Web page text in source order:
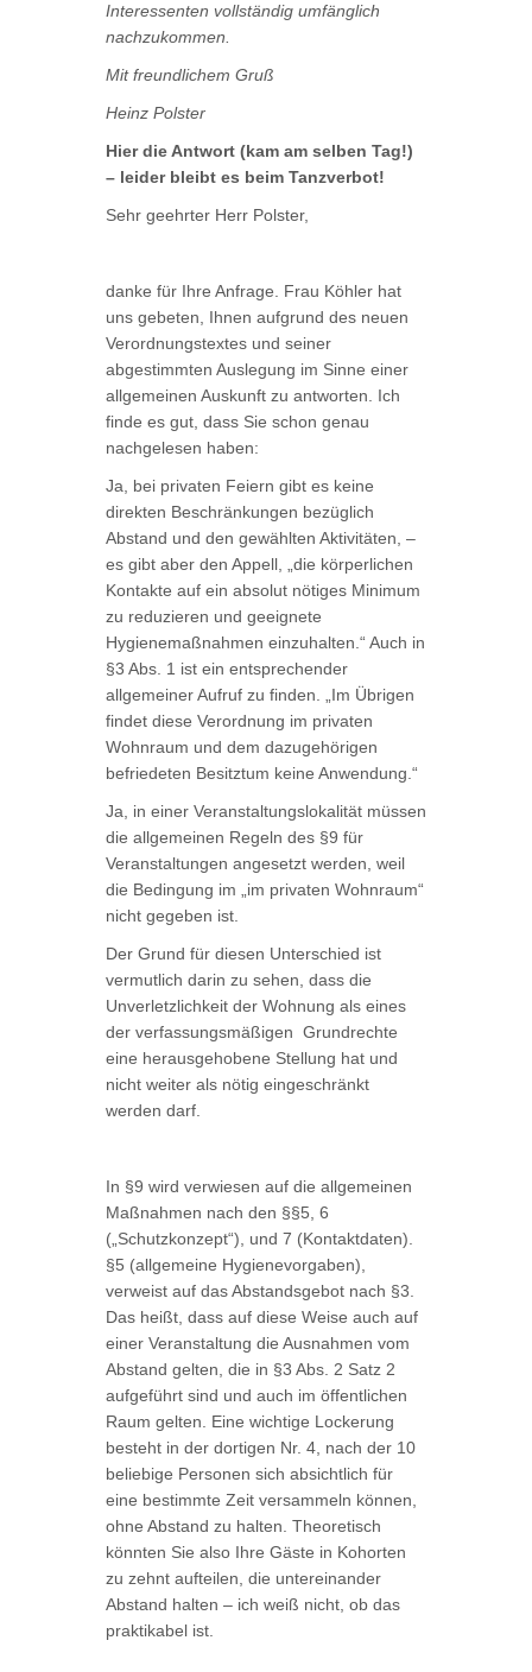
Interessenten vollständig umfänglich
nachzukommen.
Mit freundlichem Gruß
Heinz Polster
Hier die Antwort (kam am selben Tag!)
– leider bleibt es beim Tanzverbot!
Sehr geehrter Herr Polster,
danke für Ihre Anfrage. Frau Köhler hat
uns gebeten, Ihnen aufgrund des neuen
Verordnungstextes und seiner
abgestimmten Auslegung im Sinne einer
allgemeinen Auskunft zu antworten. Ich
finde es gut, dass Sie schon genau
nachgelesen haben:
Ja, bei privaten Feiern gibt es keine
direkten Beschränkungen bezüglich
Abstand und den gewählten Aktivitäten, –
es gibt aber den Appell, „die körperlichen
Kontakte auf ein absolut nötiges Minimum
zu reduzieren und geeignete
Hygienemaßnahmen einzuhalten.“ Auch in
§3 Abs. 1 ist ein entsprechender
allgemeiner Aufruf zu finden. „Im Übrigen
findet diese Verordnung im privaten
Wohnraum und dem dazugehörigen
befriedeten Besitztum keine Anwendung.“
Ja, in einer Veranstaltungslokalität müssen
die allgemeinen Regeln des §9 für
Veranstaltungen angesetzt werden, weil
die Bedingung im „im privaten Wohnraum“
nicht gegeben ist.
Der Grund für diesen Unterschied ist
vermutlich darin zu sehen, dass die
Unverletzlichkeit der Wohnung als eines
der verfassungsmäßigen Grundrechte
eine herausgehobene Stellung hat und
nicht weiter als nötig eingeschränkt
werden darf.
In §9 wird verwiesen auf die allgemeinen
Maßnahmen nach den §§5, 6
(„Schutzkonzept“), und 7 (Kontaktdaten).
§5 (allgemeine Hygienevorgaben),
verweist auf das Abstandsgebot nach §3.
Das heißt, dass auf diese Weise auch auf
einer Veranstaltung die Ausnahmen vom
Abstand gelten, die in §3 Abs. 2 Satz 2
aufgeführt sind und auch im öffentlichen
Raum gelten. Eine wichtige Lockerung
besteht in der dortigen Nr. 4, nach der 10
beliebige Personen sich absichtlich für
eine bestimmte Zeit versammeln können,
ohne Abstand zu halten. Theoretisch
könnten Sie also Ihre Gäste in Kohorten
zu zehnt aufteilen, die untereinander
Abstand halten – ich weiß nicht, ob das
praktikabel ist.